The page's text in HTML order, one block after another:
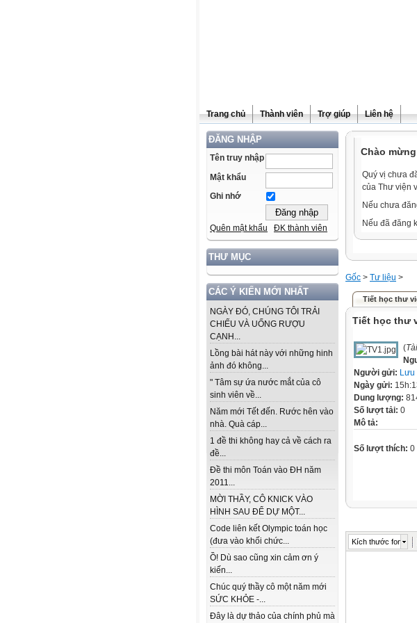
Trang chủ Thành viên Trợ giúp Liên hệ
ĐĂNG NHẬP
Tên truy nhập
Mật khẩu
Ghi nhớ
Quên mật khẩu ĐK thành viên
THƯ MỤC
CÁC Ý KIẾN MỚI NHẤT
NGÀY ĐÓ, CHÚNG TÔI TRẢI
CHIẾU VÀ UỐNG RƯỢU
CẠNH...
Lồng bài hát này với những hinh
ảnh đó không...
" Tâm sự ứa nước mắt của cô
sinh viên về...
Năm mới Tết đến. Rước hên vào
nhà. Quà cáp...
1 đề thi không hay cả về cách ra
đề...
Đề thi môn Toán vào ĐH năm
2011...
MỜI THẦY, CÔ KNICK VÀO
HÌNH SAU ĐỂ DỰ MỘT...
Code liên kết Olympic toán học
(đưa vào khối chức...
Ồ! Dù sao cũng xin cảm ơn ý
kiến...
Chúc quý thầy cô một năm mới
SỨC KHỎE -...
Đây là dự thảo của chính phủ mà
Chào
Quý vị chưa
của Thư viện
Nếu chưa
Nếu đã đăng
Gốc > Tư liệu >
Tiết học thư
Tiết học thư
(
Người gửi: Lưu
Ngày gửi:
Dung lượng:
Số lượt tải: 0
Mô tả:
Số lượt thích: 0
Kích thước font